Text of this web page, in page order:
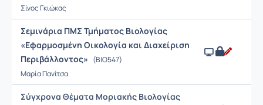
Σίνος Γκιώκας
Σεμινάρια ΠΜΣ Τμήματος Βιολογίας
«Εφαρμοσμένη Οικολογία και Διαχείριση
Περιβάλλοντος» (BIO547)
Μαρία Πανίτσα
Σύγχρονα Θέματα Μοριακής Βιολογίας